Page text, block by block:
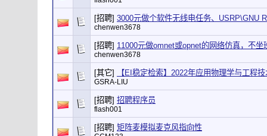
[招聘] 3000元做个软件无线电任务、USRP\GNU
chenwen3678
[招聘] 11000元做omnet或opnet的网络仿真，不坐
chenwen3678
[其它] 【EI稳定检索】2022年应用物理学与工程
GSRA-LIU
[招聘] 招聘程序员
flash001
[招聘] 矩阵麦模拟麦克风指向性